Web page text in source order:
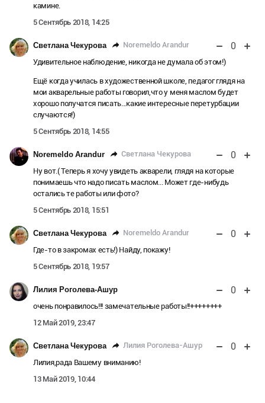
камине.
5 Сентябрь 2018, 14:25
Светлана Чекурова Noremeldo Arandur 0
Удивительное наблюдение, никогда не думала об этом!)
Ещё когда училась в художественной школе, педагог глядя на
мои акварельные работы говорил,что у меня маслом будет
хорошо получатся писать...какие интересные перетурбации
случаются!)
5 Сентябрь 2018, 14:55
Noremeldo Arandur Светлана Чекурова 0
Ну вот.( Теперь я хочу увидеть акварели, глядя на которые
понимаешь что надо писать маслом... Может где-нибудь
остались те работы или фото?
5 Сентябрь 2018, 15:51
Светлана Чекурова Noremeldo Arandur 0
Где-то в закромах есть!) Найду, покажу!
5 Сентябрь 2018, 19:57
Лилия Роголева-Ашур 0
очень понравилось!!! замечательные работы!!++++++++
12 Май 2019, 23:47
Светлана Чекурова Лилия Роголева-Ашур 0
Лилия,рада Вашему вниманию!
13 Май 2019, 10:44